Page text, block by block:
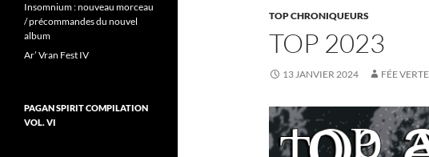
TOP CHRONIQUEURS
TOP 2023
13 JANVIER 2024 FÉE VERTE
Insomnium : nouveau morceau
/ précommandes du nouvel
album
Ar’ Vran Fest IV
PAGAN SPIRIT COMPILATION
VOL. VI